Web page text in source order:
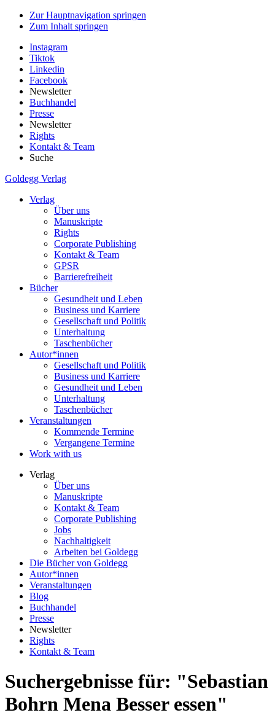
Zur Hauptnavigation springen
Zum Inhalt springen
Instagram
Tiktok
Linkedin
Facebook
Newsletter
Buchhandel
Presse
Newsletter
Rights
Kontakt & Team
Suche
Goldegg Verlag
Verlag
Über uns
Manuskripte
Rights
Corporate Publishing
Kontakt & Team
GPSR
Barrierefreiheit
Bücher
Gesundheit und Leben
Business und Karriere
Gesellschaft und Politik
Unterhaltung
Taschenbücher
Autor*innen
Gesellschaft und Politik
Business und Karriere
Gesundheit und Leben
Unterhaltung
Taschenbücher
Veranstaltungen
Kommende Termine
Vergangene Termine
Work with us
Verlag
Über uns
Manuskripte
Kontakt & Team
Corporate Publishing
Jobs
Nachhaltigkeit
Arbeiten bei Goldegg
Die Bücher von Goldegg
Autor*innen
Veranstaltungen
Blog
Buchhandel
Presse
Newsletter
Rights
Kontakt & Team
Suchergebnisse für: "Sebastian
Bohrn Mena Besser essen"